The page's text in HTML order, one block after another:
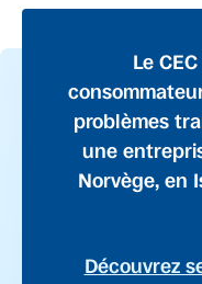
Le
problèmes
une
Norvège, en
Découvrez